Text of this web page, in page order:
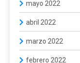
mayo 2022
abril 2022
marzo 2022
febrero 2022